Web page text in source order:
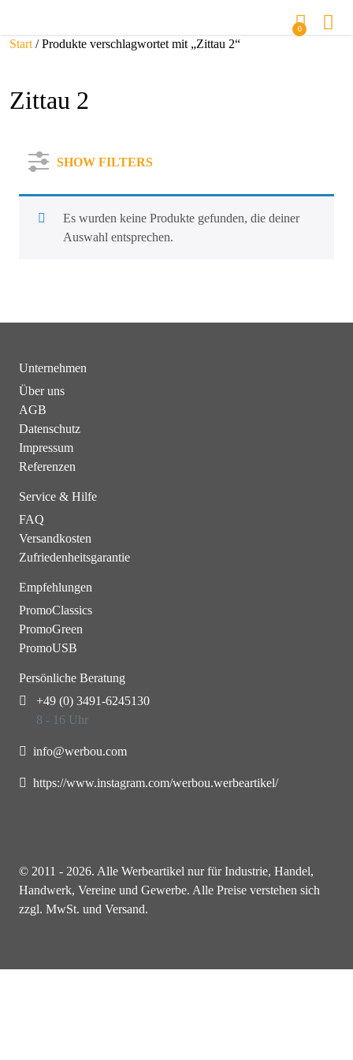
0
Start / Produkte verschlagwortet mit „Zittau 2“
Zittau 2
SHOW FILTERS
Es wurden keine Produkte gefunden, die deiner
Auswahl entsprechen.
Unternehmen
Über uns
AGB
Datenschutz
Impressum
Referenzen
Service & Hilfe
FAQ
Versandkosten
Zufriedenheitsgarantie
Empfehlungen
PromoClassics
PromoGreen
PromoUSB
Persönliche Beratung
+49 (0) 3491-6245130
8 - 16 Uhr
info@werbou.com
https://www.instagram.com/werbou.werbeartikel/
© 2011 - 2026. Alle Werbeartikel nur für Industrie, Handel,
Handwerk, Vereine und Gewerbe. Alle Preise verstehen sich
zzgl. MwSt. und Versand.